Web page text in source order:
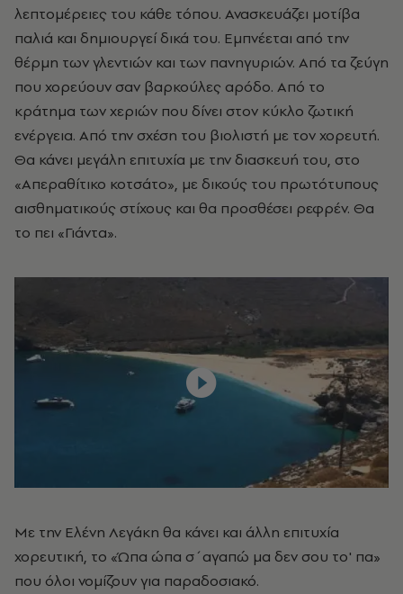
λεπτομέρειες του κάθε τόπου. Ανασκευάζει μοτίβα
παλιά και δημιουργεί δικά του. Εμπνέεται από την
θέρμη των γλεντιών και των πανηγυριών. Από τα ζεύγη
που χορεύουν σαν βαρκούλες αρόδο. Από το
κράτημα των χεριών που δίνει στον κύκλο ζωτική
ενέργεια. Από την σχέση του βιολιστή με τον χορευτή.
Θα κάνει μεγάλη επιτυχία με την διασκευή του, στο
«Απεραθίτικο κοτσάτο», με δικούς του πρωτότυπους
αισθηματικούς στίχους και θα προσθέσει ρεφρέν. Θα
το πει «Γιάντα».
Με την Ελένη Λεγάκη θα κάνει και άλλη επιτυχία
χορευτική, το «Ώπα ώπα σ΄αγαπώ μα δεν σου το' πα»
που όλοι νομίζουν για παραδοσιακό.